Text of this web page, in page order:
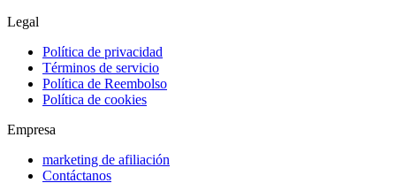
Legal
Política de privacidad
Términos de servicio
Política de Reembolso
Política de cookies
Empresa
marketing de afiliación
Contáctanos